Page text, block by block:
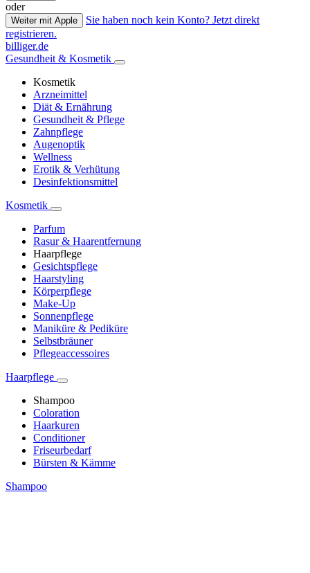
oder
Weiter mit Apple
Sie haben noch kein Konto? Jetzt direkt
registrieren.
billiger.de
Gesundheit & Kosmetik
Kosmetik
Arzneimittel
Diät & Ernährung
Gesundheit & Pflege
Zahnpflege
Augenoptik
Wellness
Erotik & Verhütung
Desinfektionsmittel
Kosmetik
Parfum
Rasur & Haarentfernung
Haarpflege
Gesichtspflege
Haarstyling
Körperpflege
Make-Up
Sonnenpflege
Maniküre & Pediküre
Selbstbräuner
Pflegeaccessoires
Haarpflege
Shampoo
Coloration
Haarkuren
Conditioner
Friseurbedarf
Bürsten & Kämme
Shampoo